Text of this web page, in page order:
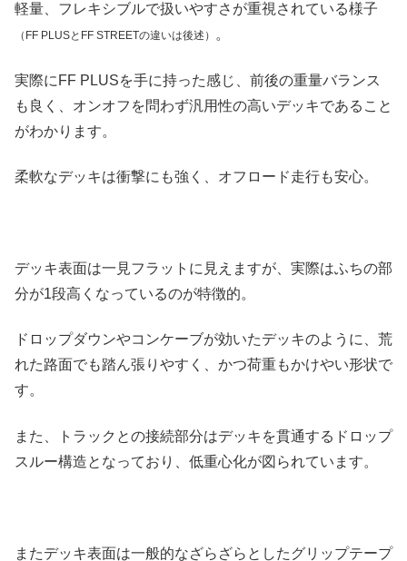
軽量、フレキシブルで扱いやすさが重視されている様子
（FF PLUSとFF STREETの違いは後述） 。
実際にFF PLUSを手に持った感じ、前後の重量バランス
も良く、オンオフを問わず汎用性の高いデッキであること
がわかります。
柔軟なデッキは衝撃にも強く、オフロード走行も安心。
デッキ表面は一見フラットに見えますが、実際はふちの部
分が1段高くなっているのが特徴的。
ドロップダウンやコンケーブが効いたデッキのように、荒
れた路面でも踏ん張りやすく、かつ荷重もかけやい形状で
す。
また、トラックとの接続部分はデッキを貫通するドロップ
スルー構造となっており、低重心化が図られています。
またデッキ表面は一般的なざらざらとしたグリップテープ